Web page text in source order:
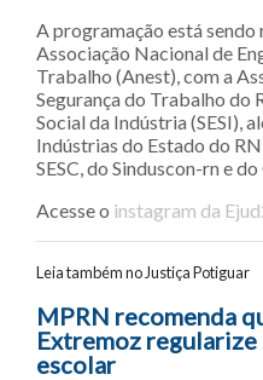
A programação está
Associação Nacional de
Trabalho (Anest), com a
Segurança do Trabalho do
Social da Indústria (SESI),
Indústrias do Estado do
SESC, do Sinduscon-rn e do
Acesse o instagram da
Leia também no Justiça Potiguar
Navegação
MPRN recomenda
Extremoz
escolar